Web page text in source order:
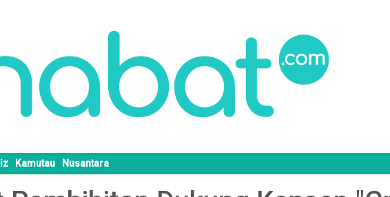
Kamutau Nusantara